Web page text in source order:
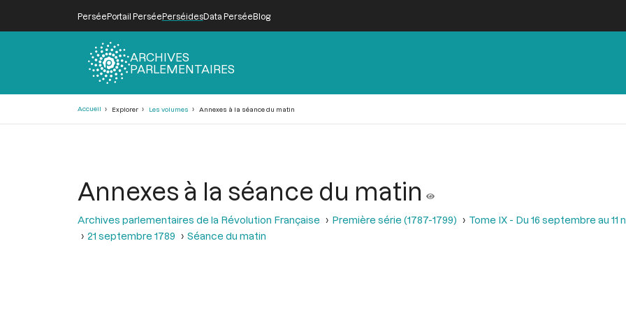
PerséePortail PerséePerséidesData PerséeBlog
ARCHIVES
PARLEMENTAIRES
Accueil Explorer Les volumes Annexes à la séance du matin
Annexes à la séance du matin
Archives parlementaires de la Révolution Française Première série (1787-1799) Tome IX - Du 16 septembre au 11
21 septembre 1789
Séance du matin